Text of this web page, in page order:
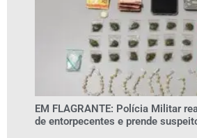
EM FLAGRANTE: Polícia Militar
de entorpecentes e prende